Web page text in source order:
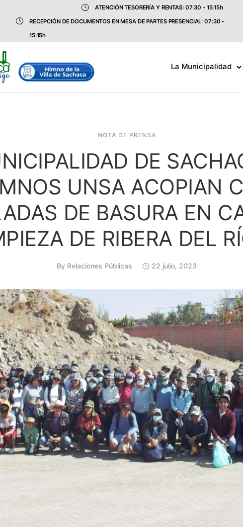
ATENCIÓN TESORERÍA Y RENTAS: 07:30 - 15:15h
RECEPCIÓN DE DOCUMENTOS EN MESA DE PARTES PRESENCIAL: 07:30 -
15:15h
La Municipalidad
NOTA DE PRENSA
DE
UNSA ACOPIAN
DE BASURA EN
DE RIBERA DEL
By Relaciones Públicas 22 julio, 2023